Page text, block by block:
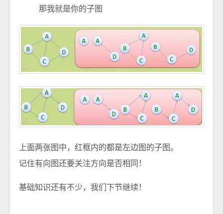
那我就是你的子图
上面两张图中，红框内的都是左边图的子图。
记住有向图还要关注方向是否相同！
基础知识还有不少，我们下节继续！